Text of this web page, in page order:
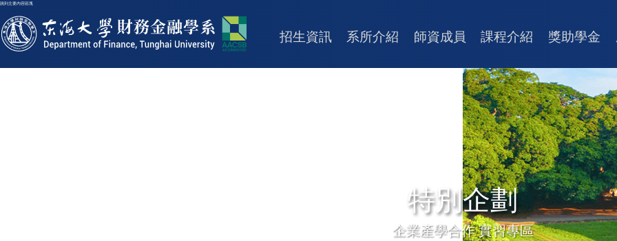
跳到主要內容區塊
東海大學logo
招生資訊 系所介紹 師資成員 課程介紹 獎助學金
特別企劃
企業產學合作 實習專區